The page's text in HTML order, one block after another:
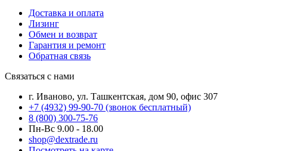
Доставка и оплата
Лизинг
Обмен и возврат
Гарантия и ремонт
Обратная связь
Связаться с нами
г. Иваново, ул. Ташкентская, дом 90, офис 307
+7 (4932) 99-90-70 (звонок бесплатный)
8 (800) 300-75-76
Пн-Вс 9.00 - 18.00
shop@dextrade.ru